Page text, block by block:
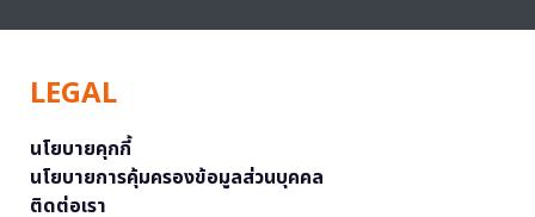
LEGAL
นโยบายคุกกี้
นโยบายการคุ้มครองข้อมูลส่วนบุคคล
ติดต่อเรา